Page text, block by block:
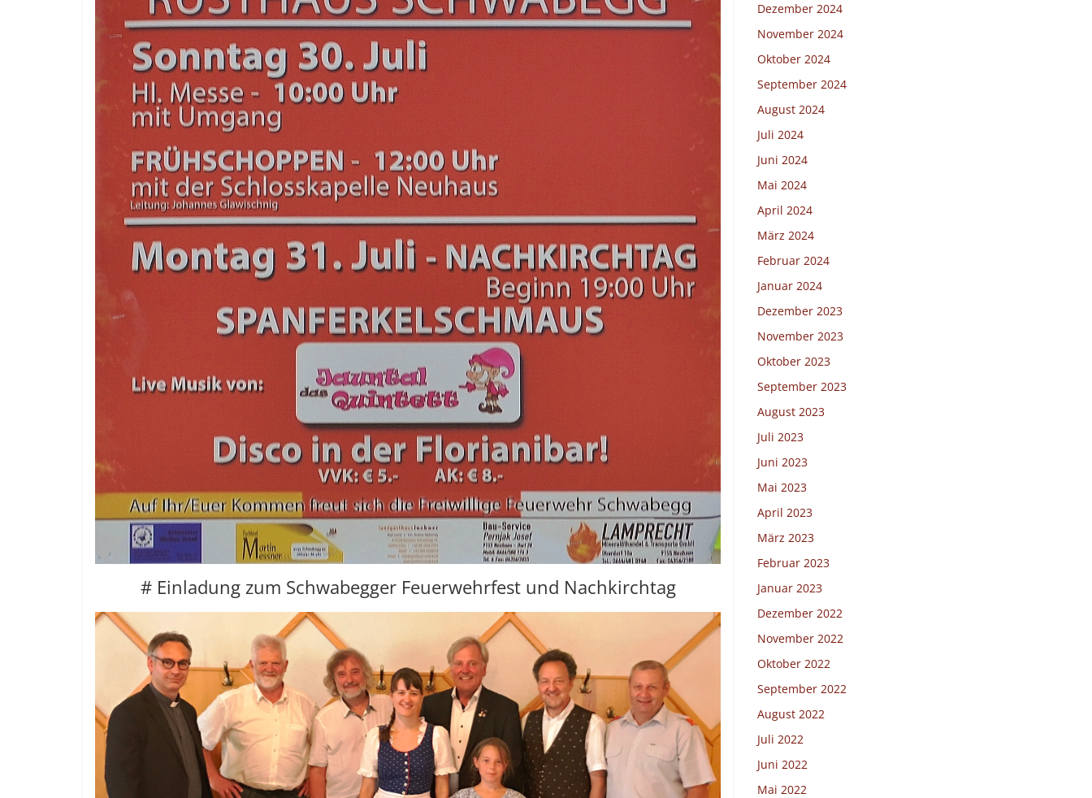
# Einladung zum Schwabegger Feuerwehrfest und Nachkirchtag
Dezember 2024
November 2024
Oktober 2024
September 2024
August 2024
Juli 2024
Juni 2024
Mai 2024
April 2024
März 2024
Februar 2024
Januar 2024
Dezember 2023
November 2023
Oktober 2023
September 2023
August 2023
Juli 2023
Juni 2023
Mai 2023
April 2023
März 2023
Februar 2023
Januar 2023
Dezember 2022
November 2022
Oktober 2022
September 2022
August 2022
Juli 2022
Juni 2022
Mai 2022